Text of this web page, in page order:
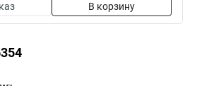
В корзину